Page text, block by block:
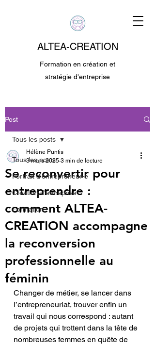
ALTEA-CREATION
Formation en création et
stratégie d'entreprise
Post
Tous les posts
Portrait d'entrepreneur-e
Création d'entreprise
Formation
Tous les posts
Se reconvertir pour
entreprendre :
comment ALTEA-
CREATION accompagne
la reconversion
professionnelle au
féminin
Hélène Puntis
3 mars 2025 3 min de lecture
Changer de métier, se lancer dans
l’entrepreneuriat, trouver enfin un
travail qui nous correspond : autant
de projets qui trottent dans la tête de
nombreuses femmes en quête de